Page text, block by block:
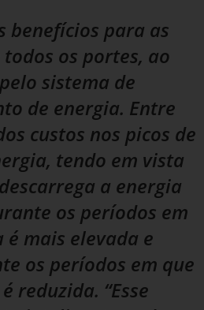
benefícios para as
os portes, ao
sistema de
de energia. Entre
custos nos picos de
tendo em vista
a energia
os períodos em
mais elevada e
os períodos em que
reduzida. “Esse